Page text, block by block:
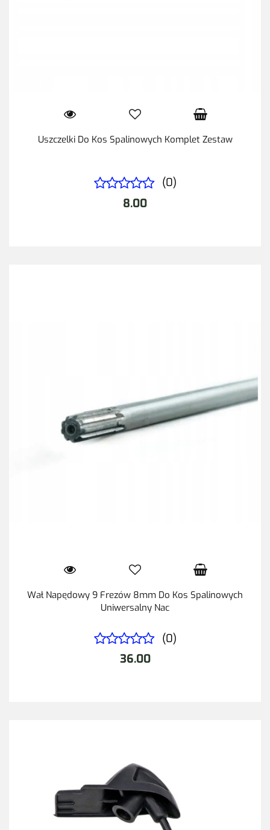
Uszczelki Do Kos Spalinowych Komplet Zestaw
(0)
8.00
Wał Napędowy 9 Frezów 8mm Do Kos Spalinowych
Uniwersalny Nac
(0)
36.00